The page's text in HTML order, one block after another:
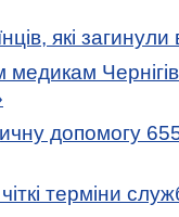
які загинули
медикам
допомогу
терміни